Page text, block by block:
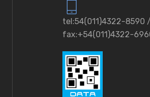
tel:54(011)4322-8590
fax:+54(011)4322-